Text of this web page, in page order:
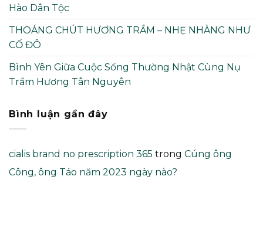
Hào Dân Tộc
THOÁNG CHÚT HƯƠNG TRẦM – NHẸ NHÀNG NHƯ
CỐ ĐÔ
Bình Yên Giữa Cuộc Sống Thường Nhật Cùng Nụ
Trầm Hương Tân Nguyên
Bình luận gần đây
cialis brand no prescription 365 trong Cúng ông
Công, ông Táo năm 2023 ngày nào?